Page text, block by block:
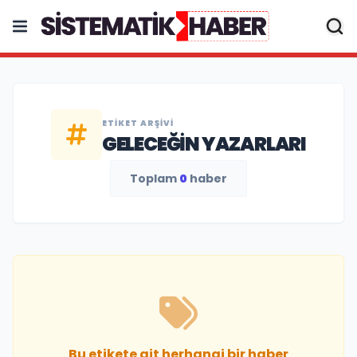
ETIKET ARŞIVI
GELECEĞIN YAZARLARI
Toplam 0 haber